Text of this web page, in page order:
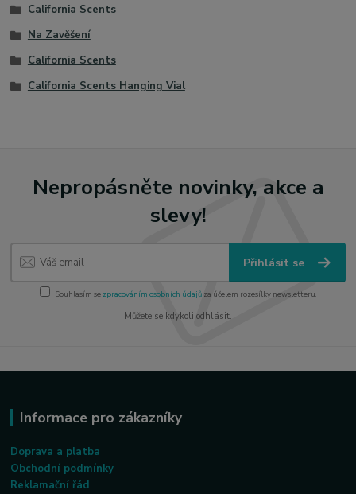
California Scents
Na Zavěšení
California Scents
California Scents Hanging Vial
Nepropásněte novinky, akce a
slevy!
Přihlásit se
Souhlasím se zpracováním osobních údajůza účelem rozesílky newsletteru.
Můžete se kdykoli odhlásit.
Informace pro zákazníky
Doprava a platba
Obchodní podmínky
Reklamační řád